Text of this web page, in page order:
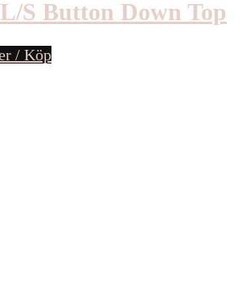
S Button Down Top
/ Köp